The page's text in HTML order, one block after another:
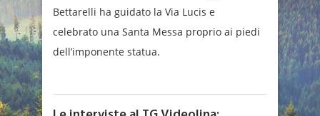
Bettarelli ha guidato la Via Lucis e
celebrato una Santa Messa proprio ai piedi
dell’imponente statua.